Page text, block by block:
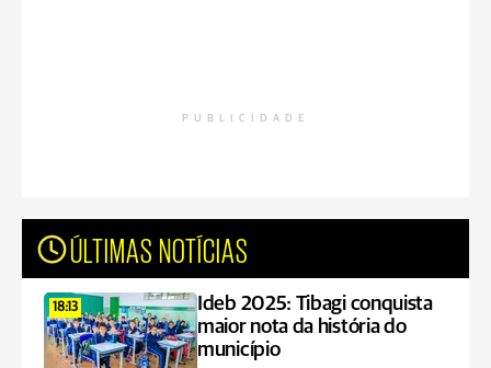
PUBLICIDADE
ÚLTIMAS NOTÍCIAS
18:13
Ideb 2025: Tibagi conquista
maior nota da história do
município